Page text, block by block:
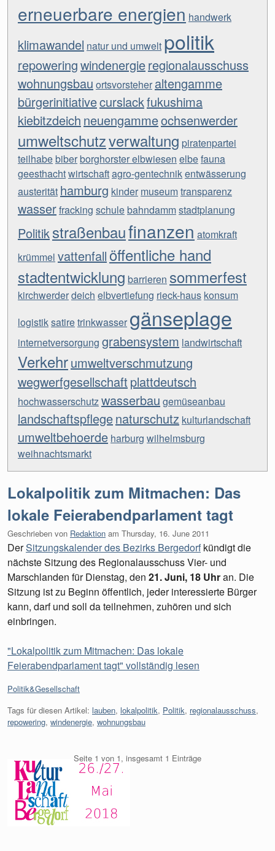
erneuerbare energien handwerk
klimawandel natur und umwelt politik
repoweringwindenergieregionalausschuss
wohnungsbau ortsvorsteher altengamme
bürgerinitiativecurslackfukushima
kiebitzdeich neuengammeochsenwerder
umweltschutzverwaltung piratenpartei
teilhabebiberborghorster elbwiesen elbefauna
geesthachtwirtschaftagro-gentechnikentwässerung
austerität hamburg kinder museumtransparenz
wasserfracking schulebahndammstadtplanung
Politikstraßenbaufinanzen atomkraft
krümmel vattenfall öffentliche hand
stadtentwicklung barrieren sommerfest
kirchwerderdeich elbvertiefung rieck-haus konsum
logistiksatiretrinkwasser gänseplage
internetversorgung grabensystem landwirtschaft
Verkehrumweltverschmutzung
wegwerfgesellschaft plattdeutsch
hochwasserschutzwasserbau gemüseanbau
landschaftspflegenaturschutz kulturlandschaft
umweltbehoerde harburg wilhelmsburg
weihnachtsmarkt
Lokalpolitik zum Mitmachen: Das
lokale Feierabendparlament tagt
Geschrieben von Redaktion am Thursday, 16. June 2011
DerSitzungskalender des Bezirks Bergedorfkündigt die
nächste Sitzung des Regionalausschuss Vier- und
Marschlanden für Dienstag, den 21. Juni, 18 Uhran. Die
Sitzung ist zu Beginn öffentlich, jeder interessierte Bürger
kann, darf und soll da teilnehmen, zuhören und sich
einbringen.
"Lokalpolitik zum Mitmachen: Das lokale
Feierabendparlament tagt" vollständig lesen
Kategorien:
Politik&Gesellschaft
Tags für diesen Artikel: lauben, lokalpolitik, Politik, regionalausschuss,
repowering, windenergie, wohnungsbau
Seite 1 von 1, insgesamt 1 Einträge